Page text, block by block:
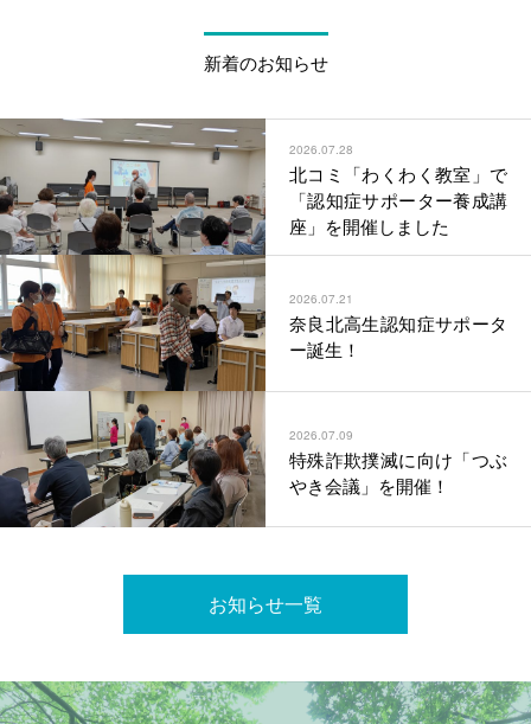
新着のお知らせ
2026.07.28
北コミ「わくわく教室」で
「認知症サポーター養成講
座」を開催しました
2026.07.21
奈良北高生認知症サポータ
ー誕生！
2026.07.09
特殊詐欺撲滅に向け「つぶ
やき会議」を開催！
お知らせ一覧